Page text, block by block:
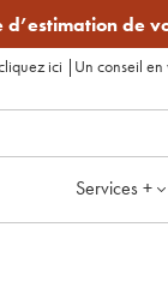
de
ici | Un conseil en
Services +